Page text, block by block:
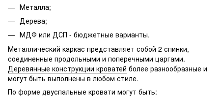
Металла;
Дерева;
МДФ или ДСП - бюджетные варианты.
Металлический каркас представляет собой 2 спинки,
соединенные продольными и поперечными царгами.
Деревянные конструкции кроватей более разнообразные и
могут быть выполнены в любом стиле.
По форме двуспальные кровати могут быть: